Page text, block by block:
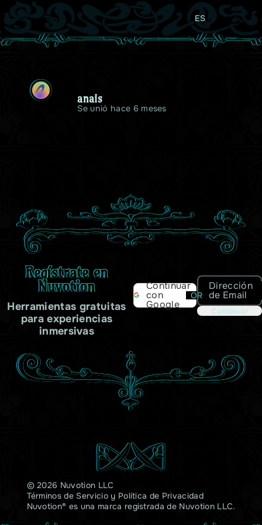
ES
A
anais
Se unió hace 6 meses
Regístrate en
Nuvotion
Herramientas gratuitas
para experiencias
inmersivas
Continuar
con
Google
OR
Dirección
de Email
Continuar
© 2026 Nuvotion LLC
Términos de Servicioy Política de Privacidad
Nuvotion® es una marca registrada de Nuvotion LLC.